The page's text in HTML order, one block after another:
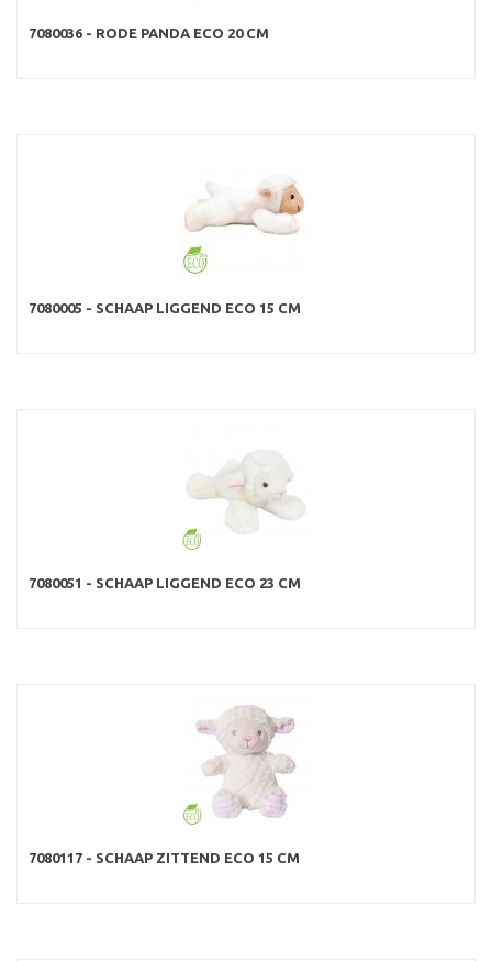
7080036 - RODE PANDA ECO 20 CM
7080005 - SCHAAP LIGGEND ECO 15 CM
7080051 - SCHAAP LIGGEND ECO 23 CM
7080117 - SCHAAP ZITTEND ECO 15 CM